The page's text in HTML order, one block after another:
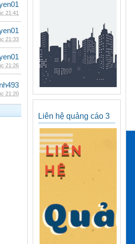
21:41
21:33
21:26
21:20
Liên hệ quảng cáo 3